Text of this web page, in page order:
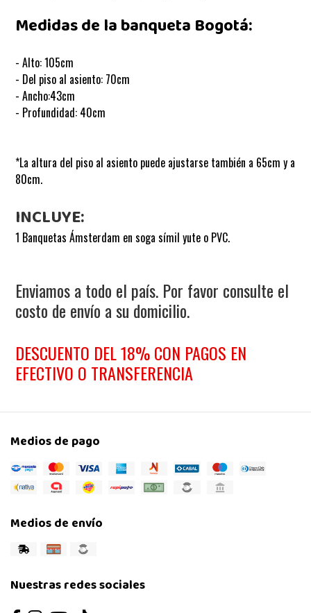
Medidas de la banqueta Bogotá:
- Alto: 105cm
- Del piso al asiento: 70cm
- Ancho:43cm
- Profundidad: 40cm
*La altura del piso al asiento puede ajustarse también a 65cm y a
80cm.
INCLUYE:
1 Banquetas Ámsterdam en soga símil yute o PVC.
Enviamos a todo el país. Por favor consulte el
costo de envío a su domicilio.
DESCUENTO DEL 18% CON PAGOS EN
EFECTIVO O TRANSFERENCIA
Medios de pago
Medios de envío
Nuestras redes sociales